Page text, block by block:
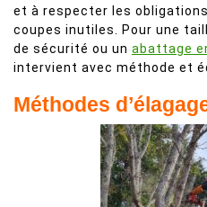
et à respecter les
coupes inutiles. Pour une
de sécurité ou un abattage
intervient avec méthode et
Méthodes